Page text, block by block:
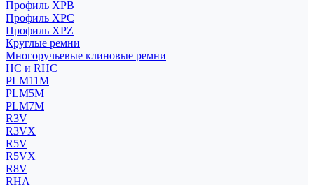
Профиль XPB
Профиль XPC
Профиль XPZ
Круглые ремни
Многоручьевые клиновые ремни
HC и RHC
PLM11M
PLM5M
PLM7M
R3V
R3VX
R5V
R5VX
R8V
RHA